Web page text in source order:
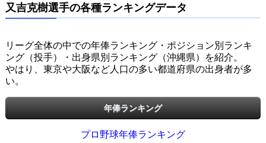
又吉克樹選手の各種ランキングデータ
リーグ全体の中での年俸ランキング・ポジション別ランキ
ング（投手）・出身県別ランキング（沖縄県）を紹介。
やはり、東京や大阪など人口の多い都道府県の出身者が多
い。
年俸ランキング
プロ野球年俸ランキング